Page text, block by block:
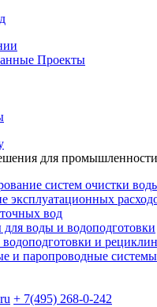
Проекты
для
систем очистки
эксплуатационных
вод
для воды и водоподготовки
и
и паропроводные системы
+ 7(495) 268-0-242